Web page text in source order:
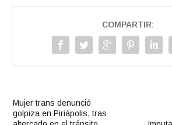
COMPARTIR:
Mujer trans denunció
golpiza en Piriápolis, tras